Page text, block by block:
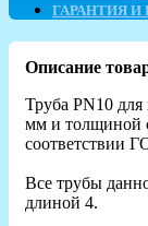
ГАРАНТИЯ И
Описание
Труба PN10
мм и толщиной
соответствии
Все трубы
длиной 4.